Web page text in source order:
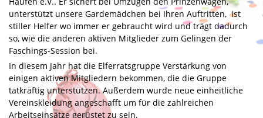
Datenschutz
unterstützt unsere Gardemädchen bei Ihren Auftritten, ist
stiller Helfer wo immer er gebraucht wird und trägt dadurch
so, wie die anderen aktiven Mitglieder zum Gelingen der
Faschings-Session bei.
In diesem Jahr hat die Elferratsgruppe Verstärkung von
einigen aktiven Mitgliedern bekommen, die die Gruppe
tatkräftig unterstützen. Außerdem wurde neue einheitliche
Vereinskleidung angeschafft um für die zahlreichen
Arbeitseinsätze gerüstet zu sein.